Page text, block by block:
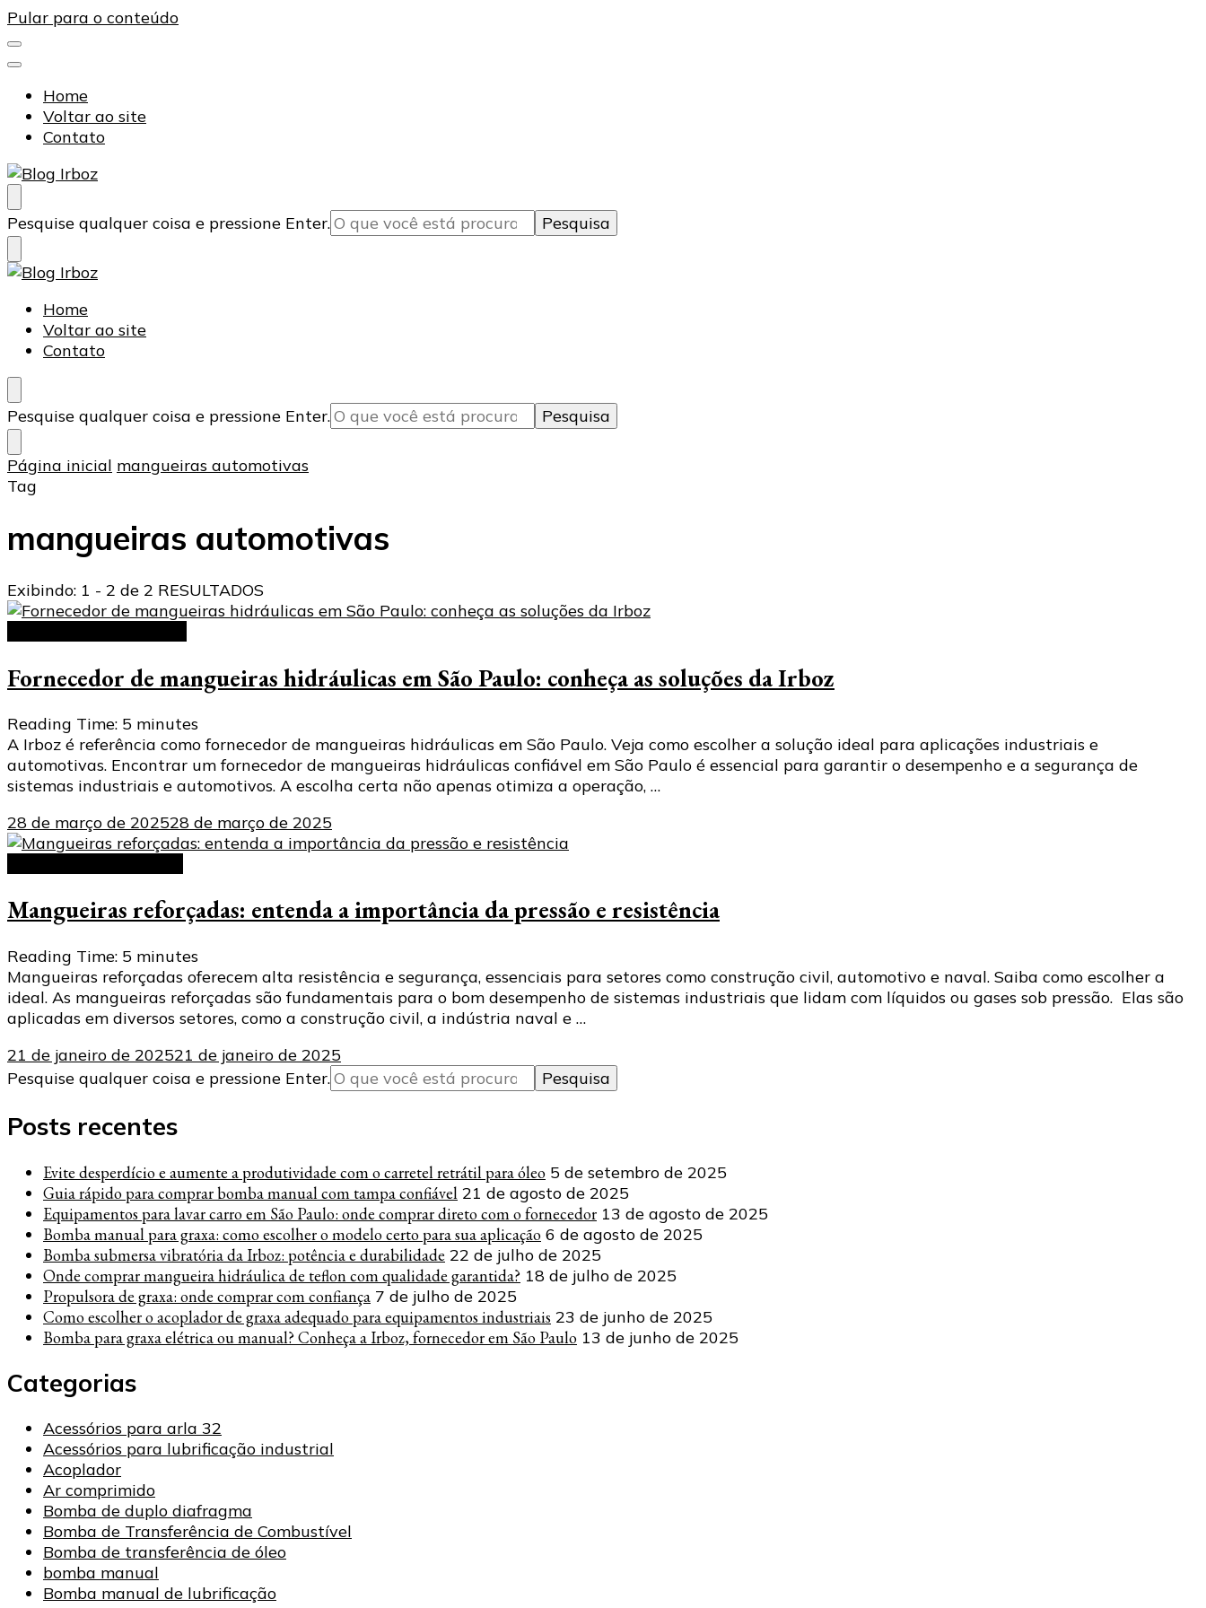
Pular para o conteúdo
Home
Voltar ao site
Contato
Blog Irboz
Blog de Lubrificação Industrial
Procurando
algo?
Pesquise qualquer coisa e pressione Enter.
Blog Irboz
Blog de Lubrificação Industrial
Home
Voltar ao site
Contato
Procurando
algo?
Pesquise qualquer coisa e pressione Enter.
Página inicial mangueiras automotivas
Tag
mangueiras automotivas
Exibindo: 1 - 2 de 2 RESULTADOS
Fornecedor de mangueiras hidráulicas em São Paulo: conheça as soluções da Irboz
Reading Time: 5 minutes
A Irboz é referência como fornecedor de mangueiras hidráulicas em São Paulo. Veja como escolher a solução ideal para aplicações industriais e
automotivas. Encontrar um fornecedor de mangueiras hidráulicas confiável em São Paulo é essencial para garantir o desempenho e a segurança de
sistemas industriais e automotivos. A escolha certa não apenas otimiza a operação, …
28 de março de 202528 de março de 2025
Mangueiras reforçadas: entenda a importância da pressão e resistência
Reading Time: 5 minutes
Mangueiras reforçadas oferecem alta resistência e segurança, essenciais para setores como construção civil, automotivo e naval. Saiba como escolher a
ideal. As mangueiras reforçadas são fundamentais para o bom desempenho de sistemas industriais que lidam com líquidos ou gases sob pressão. Elas são
aplicadas em diversos setores, como a construção civil, a indústria naval e …
21 de janeiro de 202521 de janeiro de 2025
Procurando
Pesquise qualquer coisa e pressione Enter.
Posts recentes
Evite desperdício e aumente a produtividade com o carretel retrátil para óleo 5 de setembro de 2025
Guia rápido para comprar bomba manual com tampa confiável 21 de agosto de 2025
Equipamentos para lavar carro em São Paulo: onde comprar direto com o fornecedor 13 de agosto de 2025
Bomba manual para graxa: como escolher o modelo certo para sua aplicação 6 de agosto de 2025
Bomba submersa vibratória da Irboz: potência e durabilidade 22 de julho de 2025
Onde comprar mangueira hidráulica de teflon com qualidade garantida? 18 de julho de 2025
Propulsora de graxa: onde comprar com confiança 7 de julho de 2025
Como escolher o acoplador de graxa adequado para equipamentos industriais 23 de junho de 2025
Bomba para graxa elétrica ou manual? Conheça a Irboz, fornecedor em São Paulo 13 de junho de 2025
Categorias
Acessórios para arla 32
Acessórios para lubrificação industrial
Acoplador
Ar comprimido
Bomba de duplo diafragma
Bomba de Transferência de Combustível
Bomba de transferência de óleo
bomba manual
Bomba manual de lubrificação